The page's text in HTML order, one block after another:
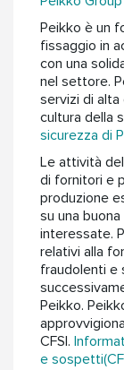
Peikko è un
fissaggio in
con una
nel settore.
servizi di alta
cultura della
sicurezza di
Le attività
di fornitori e
produzione
su una
interessate.
relativi alla
fraudolenti e
Peikko.
CFSI.
e